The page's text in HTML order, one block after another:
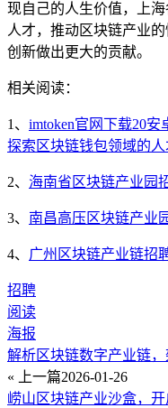
现自己的人生价值，上
人才，推动区块链产业
创新做出更大的贡献。
相关阅读：
1、 imtoken官网下载20安
探索区块链钱包领域的
2、 海南省区块链产业园
3、 南昌高压区块链产业
4、 广州区块链产业链招
招聘
阅读
海报
解析区块链数字产业链
« 上一篇2026-01-26
崂山区块链产业沙盒，